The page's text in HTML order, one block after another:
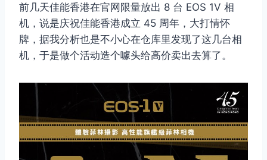
前几天佳能香港在官网限量放出 8 台 EOS 1V 相
机，说是庆祝佳能香港成立 45 周年，大打情怀
牌，据我分析也是不小心在仓库里发现了这几台相
机，于是做个活动造个噱头给高价卖出去算了。